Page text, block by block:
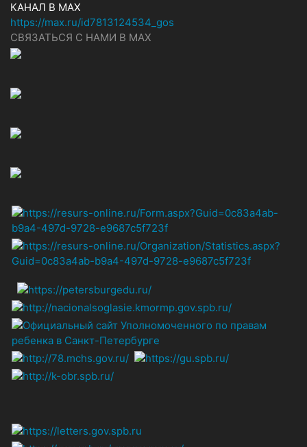
КАНАЛ В MAX
https://max.ru/id7813124534_gos
СВЯЗАТЬСЯ С НАМИ В МАХ